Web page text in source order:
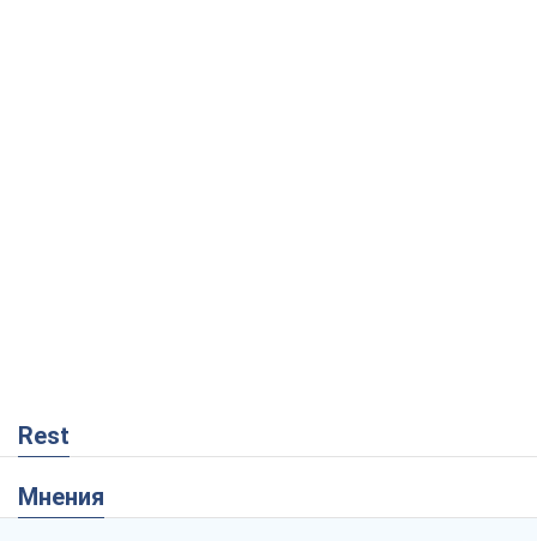
Rest
Мнения